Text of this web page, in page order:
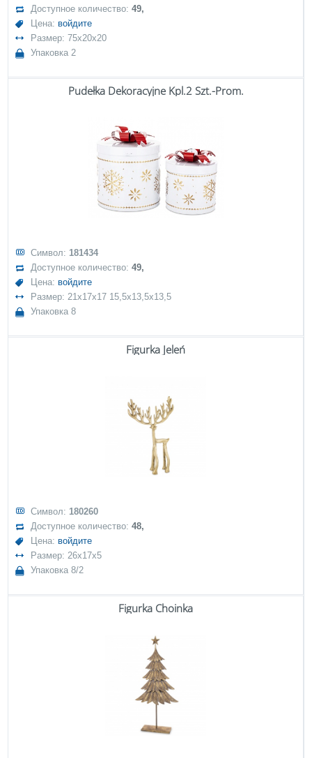
Доступное количество:49,
Цена: войдите
Размер: 75x20x20
Упаковка 2
Pudełka Dekoracyjne Kpl.2 Szt.-Prom.
Символ: 181434
Доступное количество:49,
Цена: войдите
Размер: 21x17x17 15,5x13,5x13,5
Упаковка 8
Figurka Jeleń
Символ: 180260
Доступное количество:48,
Цена: войдите
Размер: 26x17x5
Упаковка 8/2
Figurka Choinka